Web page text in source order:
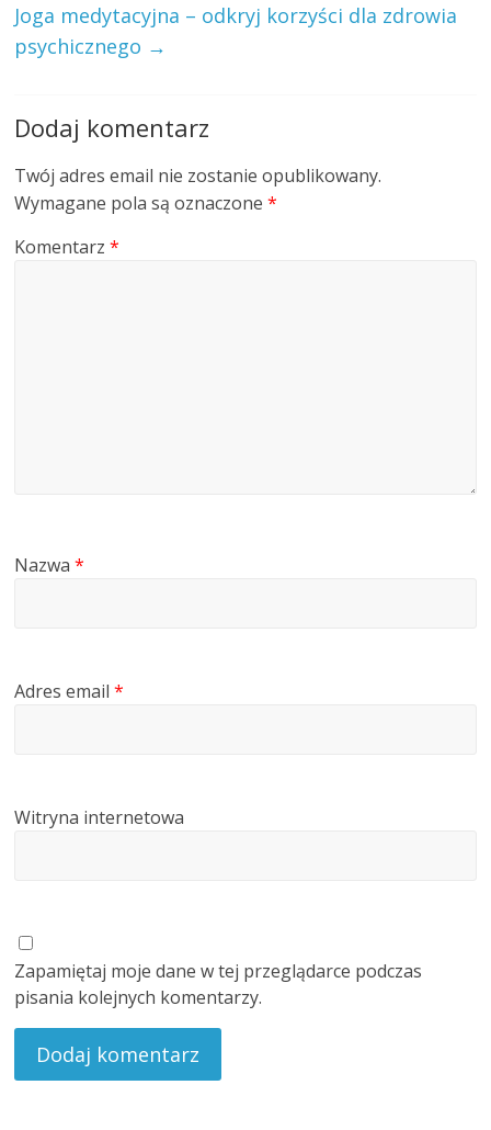
Joga medytacyjna – odkryj korzyści dla zdrowia
psychicznego →
Dodaj komentarz
Twój adres email nie zostanie opublikowany.
Wymagane pola są oznaczone*
Komentarz*
Nazwa*
Adres email*
Witryna internetowa
Zapamiętaj moje dane w tej przeglądarce podczas
pisania kolejnych komentarzy.